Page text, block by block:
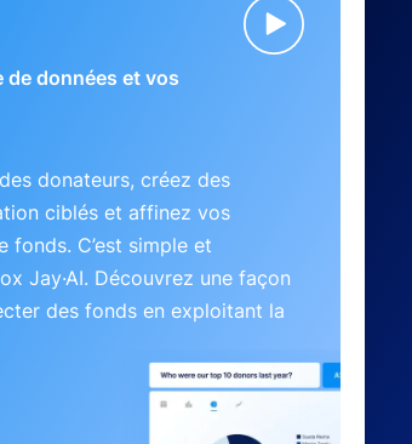
de données et vos
donateurs, créez des
ciblés et affinez vos
C’est simple et
Jay·AI. Découvrez une façon
des fonds en exploitant la